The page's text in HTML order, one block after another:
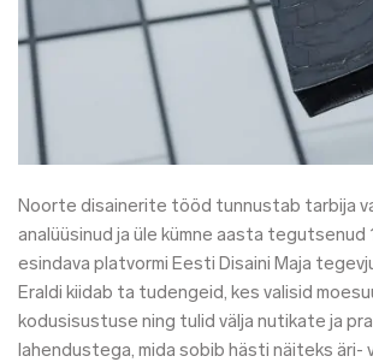
Noorte disainerite tööd tunnustab tarbija
analüüsinud ja üle kümne aasta tegutsenud
esindava platvormi Eesti Disaini Maja
Eraldi kiidab ta tudengeid, kes valisid
kodusisustuse ning tulid välja nutikate ja
lahendustega, mida sobib hästi näiteks äri-